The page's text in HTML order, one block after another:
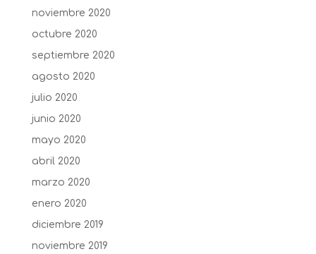
noviembre 2020
octubre 2020
septiembre 2020
agosto 2020
julio 2020
junio 2020
mayo 2020
abril 2020
marzo 2020
enero 2020
diciembre 2019
noviembre 2019